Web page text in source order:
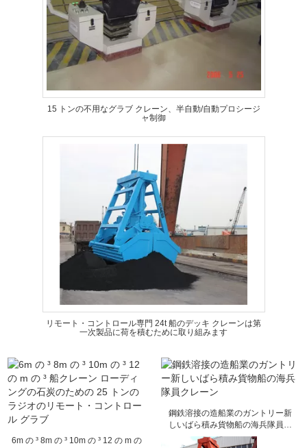
15 トンの不用なグラブ クレーン、半自動/自動プロシージ
ャ制御
リモート・コントロール専門 24t 船のデッキ クレーンは第
一次製品に荷を積むために取り組みます
6m の ³ 8m の ³ 10m の ³ 12 の m の
鋼鉄溶接の造船業のガントリー新
しいばら積み貨物船の海兵隊員ク
レーン